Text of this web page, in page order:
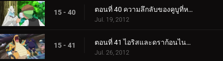
15 - 40 ตอนที่ 40 ความลึกลับของคูบูที่หายไป!
Jul. 19, 2012
15 - 41 ตอนที่ 41 ไอริสและดราก้อนไนท์อันธพาล!
Jul. 26, 2012